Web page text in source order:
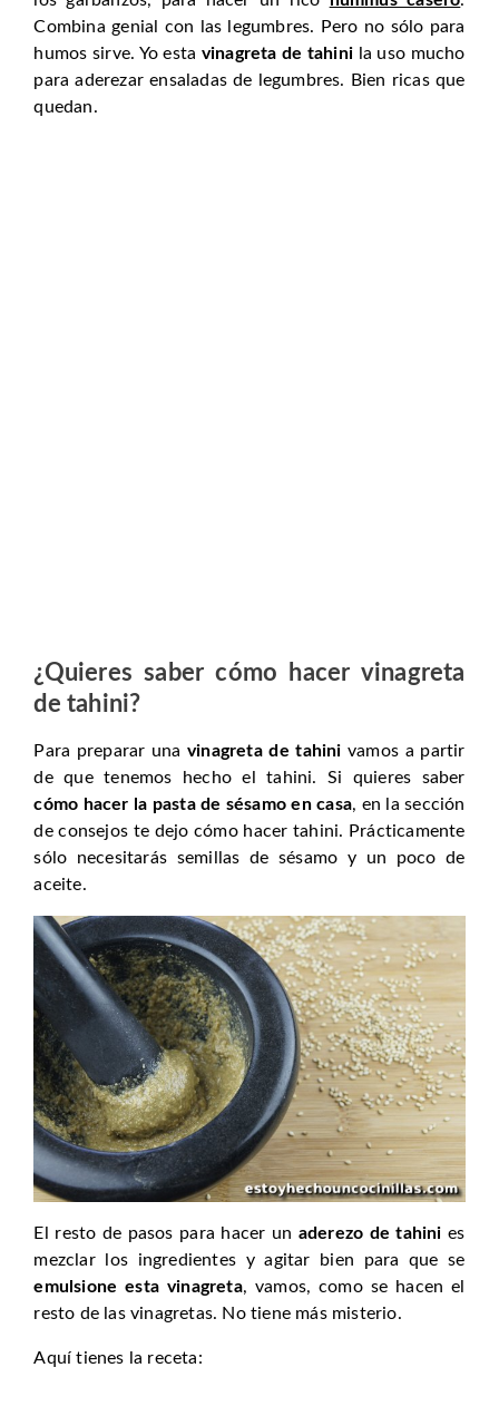
Combina genial con las legumbres. Pero no sólo para
humos sirve. Yo esta vinagreta de tahini la uso mucho
para aderezar ensaladas de legumbres. Bien ricas que
quedan.
¿Quieres saber cómo hacer vinagreta
de tahini?
Para preparar unavinagreta de tahini vamos a partir
de que tenemos hecho el tahini. Si quieres saber
cómo hacer la pasta de sésamo en casa, en la sección
de consejos te dejo cómo hacer tahini. Prácticamente
sólo necesitarás semillas de sésamo y un poco de
aceite.
El resto de pasos para hacer un aderezo de tahini es
mezclar los ingredientes y agitar bien para que se
emulsione esta vinagreta, vamos, como se hacen el
resto de las vinagretas. No tiene más misterio.
Aquí tienes la receta: